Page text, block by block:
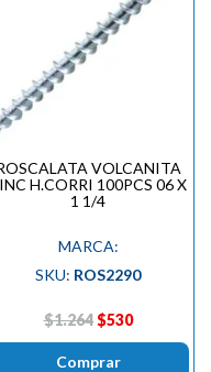
VOLCANITA
H.CORRI 100PCS 06 X
1 1/4
MARCA:
SKU: ROS2290
$1.264 $530
Comprar